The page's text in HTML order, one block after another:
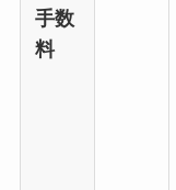
手数
料